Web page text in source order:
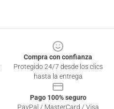
Compra con confianza
Protegido 24/7 desde los clics
hasta la entrega
Pago 100% seguro
PayPal / MasterCard / Visa